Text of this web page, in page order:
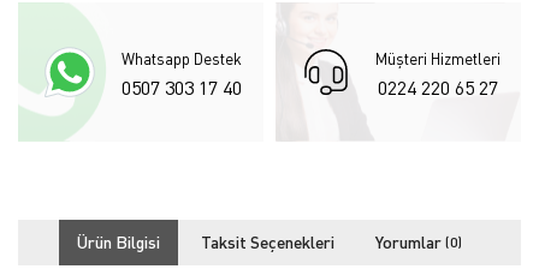
Whatsapp Destek
0507 303 17 40
Müşteri Hizmetleri
0224 220 65 27
Ürün Bilgisi Taksit Seçenekleri Yorumlar (0)